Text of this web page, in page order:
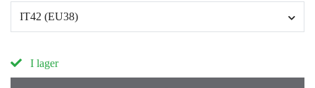
IT42 (EU38)
I lager